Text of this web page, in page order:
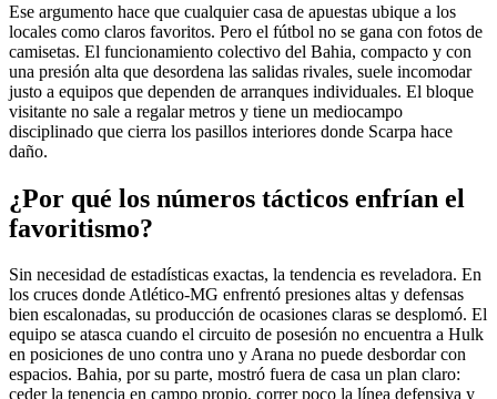
Ese argumento hace que cualquier casa de apuestas ubique a los
locales como claros favoritos. Pero el fútbol no se gana con fotos de
camisetas. El funcionamiento colectivo del Bahia, compacto y con
una presión alta que desordena las salidas rivales, suele incomodar
justo a equipos que dependen de arranques individuales. El bloque
visitante no sale a regalar metros y tiene un mediocampo
disciplinado que cierra los pasillos interiores donde Scarpa hace
daño.
¿Por qué los números tácticos enfrían el
favoritismo?
Sin necesidad de estadísticas exactas, la tendencia es reveladora. En
los cruces donde Atlético-MG enfrentó presiones altas y defensas
bien escalonadas, su producción de ocasiones claras se desplomó. El
equipo se atasca cuando el circuito de posesión no encuentra a Hulk
en posiciones de uno contra uno y Arana no puede desbordar con
espacios. Bahia, por su parte, mostró fuera de casa un plan claro:
ceder la tenencia en campo propio, correr poco la línea defensiva y